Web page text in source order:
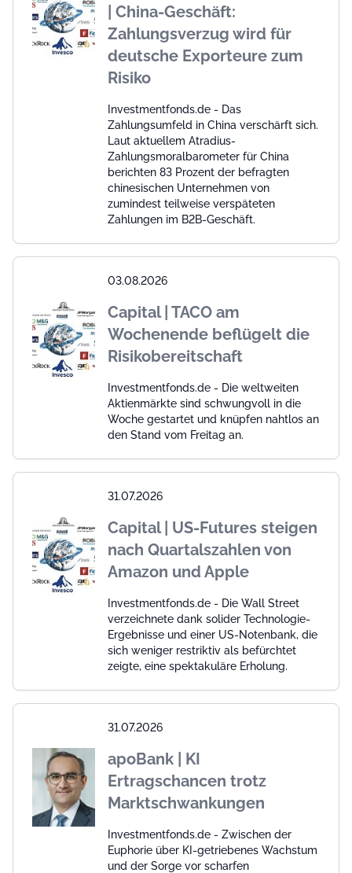
| China-Geschäft:
Zahlungsverzug wird für
deutsche Exporteure zum
Risiko
Investmentfonds.de - Das
Zahlungsumfeld in China verschärft sich.
Laut aktuellem Atradius-
Zahlungsmoralbarometer für China
berichten 83 Prozent der befragten
chinesischen Unternehmen von
zumindest teilweise verspäteten
Zahlungen im B2B-Geschäft.
03.08.2026
Capital | TACO am
Wochenende beflügelt die
Risikobereitschaft
Investmentfonds.de - Die weltweiten
Aktienmärkte sind schwungvoll in die
Woche gestartet und knüpfen nahtlos an
den Stand vom Freitag an.
31.07.2026
Capital | US-Futures steigen
nach Quartalszahlen von
Amazon und Apple
Investmentfonds.de - Die Wall Street
verzeichnete dank solider Technologie-
Ergebnisse und einer US-Notenbank, die
sich weniger restriktiv als befürchtet
zeigte, eine spektakuläre Erholung.
31.07.2026
apoBank | KI
Ertragschancen trotz
Marktschwankungen
Investmentfonds.de - Zwischen der
Euphorie über KI-getriebenes Wachstum
und der Sorge vor scharfen